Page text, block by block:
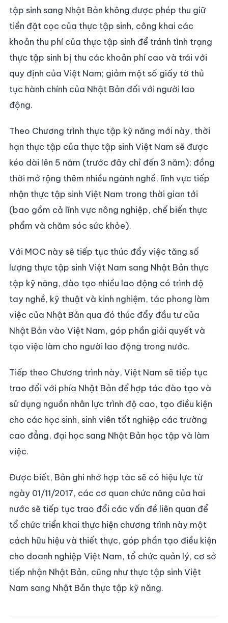
tập sinh sang Nhật Bản không được phép thu giữ
tiền đặt cọc của thực tập sinh, công khai các
khoản thu phí của thực tập sinh để tránh tình trạng
thực tập sinh bị thu các khoản phí cao và trái với
quy định của Việt Nam; giảm một số giấy tờ thủ
tục hành chính của Nhật Bản đối với người lao
động.
Theo Chương trình thực tập kỹ năng mới này, thời
hạn thực tập của thực tập sinh Việt Nam sẽ được
kéo dài lên 5 năm (trước đây chỉ đến 3 năm); đồng
thời mở rộng thêm nhiều ngành nghề, lĩnh vực tiếp
nhận thực tập sinh Việt Nam trong thời gian tới
(bao gồm cả lĩnh vực nông nghiệp, chế biến thực
phẩm và chăm sóc sức khỏe).
Với MOC này sẽ tiếp tục thúc đẩy việc tăng số
lượng thực tập sinh Việt Nam sang Nhật Bản thực
tập kỹ năng, đào tạo nhiều lao động có trình độ
tay nghề, kỹ thuật và kinh nghiệm, tác phong làm
việc của Nhật Bản qua đó thúc đẩy đầu tư của
Nhật Bản vào Việt Nam, góp phần giải quyết và
tạo việc làm cho người lao động trong nước.
Tiếp theo Chương trình này, Việt Nam sẽ tiếp tục
trao đổi với phía Nhật Bản để hợp tác đào tạo và
sử dụng nguồn nhân lực trình độ cao, tạo điều kiện
cho các học sinh, sinh viên tốt nghiệp các trường
cao đẳng, đại học sang Nhật Bản học tập và làm
việc.
Được biết, Bản ghi nhớ hợp tác sẽ có hiệu lực từ
ngày 01/11/2017, các cơ quan chức năng của hai
nước sẽ tiếp tục trao đổi các vấn đề liên quan để
tổ chức triển khai thực hiện chương trình này một
cách hữu hiệu và thiết thực, góp phần tạo điều kiện
cho doanh nghiệp Việt Nam, tổ chức quản lý, cơ sở
tiếp nhận Nhật Bản, cũng như thực tập sinh Việt
Nam sang Nhật Bản thực tập kỹ năng.